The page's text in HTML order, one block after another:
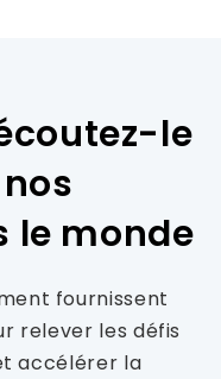
le
le monde
fournissent
relever les défis
accélérer la